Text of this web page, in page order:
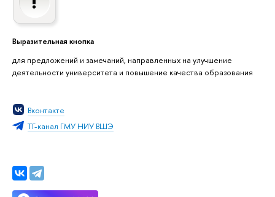
Выразительная кнопка
для предложений и замечаний, направленных на улучшение
деятельности университета и повышение качества образования
Вконтакте
ТГ-канал ГМУ НИУ ВШЭ